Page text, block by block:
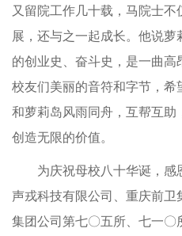
又留院工作几十载，马院士
展，还与之一起成长。他说
的创业史、奋斗史，是一曲
校友们美丽的音符和字节，希
和萝莉岛风雨同舟，互帮互
创造无限的价值。
为庆祝母校八十华诞，
声戎科技有限公司、重庆前
集团公司第七〇五所、七一